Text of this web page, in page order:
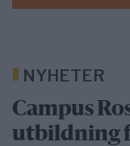
NYHETER
Campus
utbildning